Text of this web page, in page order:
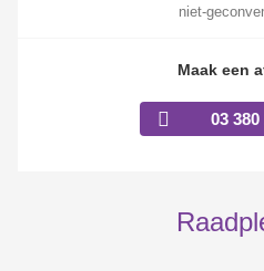
niet-
Maak een
03 380